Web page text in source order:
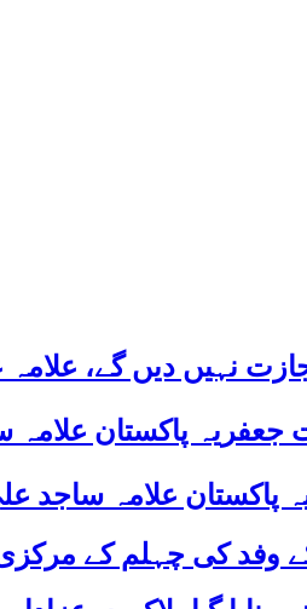
نہیں دیں گے،
جعفریہ پاکستان
کے وفد کی چہلم کے